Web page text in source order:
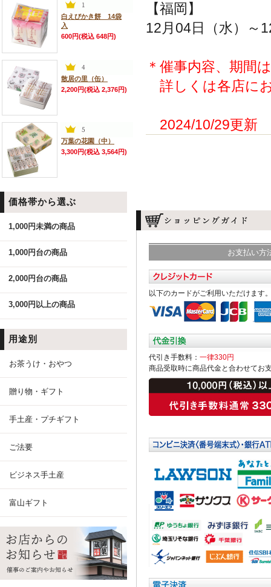
白えびかき餅 14袋
入
600円(税込 648円)
散居の里（缶）
2,200円(税込 2,376円)
万葉の花園（中）
3,300円(税込 3,564円)
価格帯から選ぶ
1,000円未満の商品
1,000円台の商品
2,000円台の商品
3,000円以上の商品
用途別
お茶うけ・おやつ
贈り物・ギフト
手土産・プチギフト
ご法要
ビジネス手土産
富山ギフト
【福岡】
12月04日（水）～
＊催事内容、期間
詳しくは各店に
2024/10/29更新
お支払い方
以下のカードがご利用いただけます
代引き手数料： 一律330円
商品受取時に商品代金と合わせてお